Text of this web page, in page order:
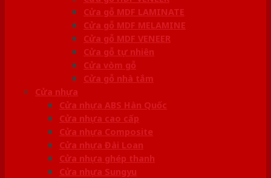
Cửa gỗ MDF LAMINATE
Cửa gỗ MDF MELAMINE
Cửa gỗ MDF VENEER
Cửa gỗ tự nhiên
Cửa vòm gỗ
Cửa gỗ nhà tắm
Cửa nhựa
Cửa nhựa ABS Hàn Quốc
Cửa nhựa cao cấp
Cửa nhựa Composite
Cửa nhựa Đài Loan
Cửa nhựa ghép thanh
Cửa nhựa Sungyu